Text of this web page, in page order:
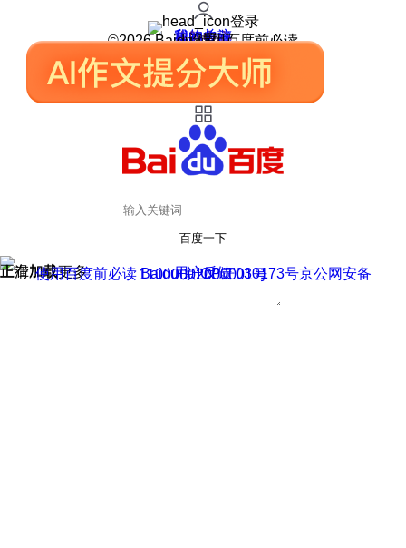
登录
我的关注
我的收藏
皮肤中心
用户反馈
设置
©2026 Baidu 使用百度前必读
百度一下
正在加载
上滑加载更多 用户反馈
使用百度前必读 Baidu 京ICP证030173号
京公网安备11000002000001号